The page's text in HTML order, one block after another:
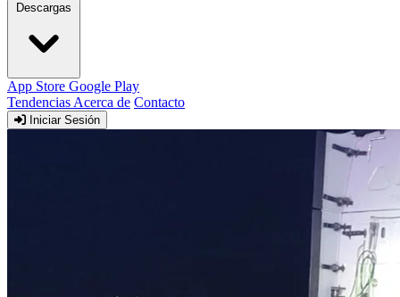
Descargas
App Store Google Play
Tendencias Acerca de Contacto
Iniciar Sesión